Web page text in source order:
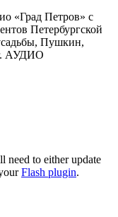
«Град Петров» с
Петербургской
Пушкин,
АУДИО
need to either update
Flash plugin.